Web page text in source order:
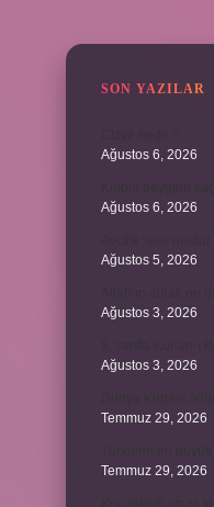
SON YAZILAR
Ağustos 6, 2026
Ağustos 6, 2026
Ağustos 5, 2026
Ağustos 3, 2026
Ağustos 3, 2026
Temmuz 29, 2026
Temmuz 29, 2026